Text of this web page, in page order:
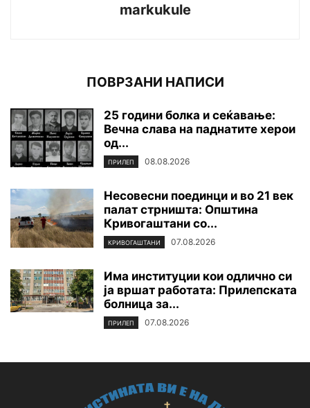
markukule
ПОВРЗАНИ НАПИСИ
25 години болка и сеќавање:
Вечна слава на паднатите xepoи
од...
ПРИЛЕП 08.08.2026
Несовесни поединци и во 21 век
палат стрништа: Општина
Кривогаштани со...
КРИВОГАШТАНИ 07.08.2026
Има институции кои одлично си
ја вршат работата: Прилепската
болница за...
ПРИЛЕП 07.08.2026